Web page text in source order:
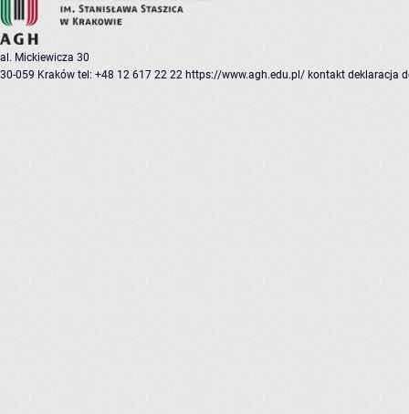
al. Mickiewicza 30
30-059 Kraków tel: +48 12 617 22 22 https://www.agh.edu.pl/ kontakt deklaracja